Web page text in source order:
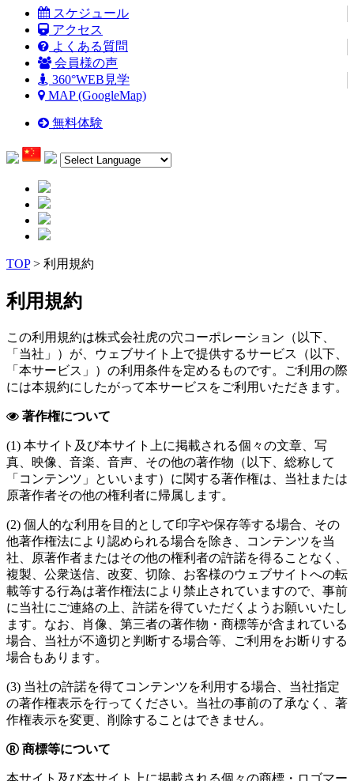
スケジュール
アクセス
よくある質問
会員様の声
360°WEB見学
MAP (GoogleMap)
無料体験
TOP> 利用規約
利用規約
この利用規約は株式会社虎の穴コーポレーション（以下、
「当社」）が、ウェブサイト上で提供するサービス（以下、
「本サービス」）の利用条件を定めるものです。ご利用の際
には本規約にしたがって本サービスをご利用いただきます。
著作権について
(1) 本サイト及び本サイト上に掲載される個々の文章、写
真、映像、音楽、音声、その他の著作物（以下、総称して
「コンテンツ」といいます）に関する著作権は、当社または
原著作者その他の権利者に帰属します。
(2) 個人的な利用を目的として印字や保存等する場合、その
他著作権法により認められる場合を除き、コンテンツを当
社、原著作者またはその他の権利者の許諾を得ることなく、
複製、公衆送信、改変、切除、お客様のウェブサイトへの転
載等する行為は著作権法により禁止されていますので、事前
に当社にご連絡の上、許諾を得ていただくようお願いいたし
ます。なお、肖像、第三者の著作物・商標等が含まれている
場合、当社が不適切と判断する場合等、ご利用をお断りする
場合もあります。
(3) 当社の許諾を得てコンテンツを利用する場合、当社指定
の著作権表示を行ってください。当社の事前の了承なく、著
作権表示を変更、削除することはできません。
商標等について
本サイト及び本サイト上に掲載される個々の商標・ロゴマー